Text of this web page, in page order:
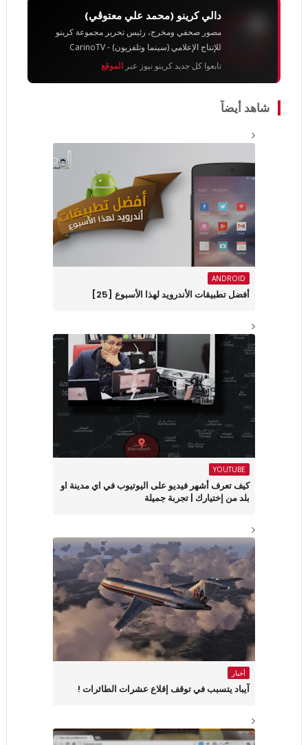
دالي كرينو (محمد علي معتوڨي)
مصور صحفي ومخرج، رئيس تحرير مجموعة كرينو
للإنتاج الإعلامي (سينما وتلفزيون) - CarinoTV
تابعوا كل جديد كرينو نيوز عبر الموقع
شاهد أيضاً
ANDROID
أفضل تطبيقات الأندرويد لهذا الأسبوع ‏[25]
YOUTUBE
كيف تعرف أشهر فيديو على اليوتيوب في اي مدينة او
بلد من إختيارك | تجربة جميلة
أخبار
آيباد يتسبب في توقف إقلاع عشرات الطائرات !